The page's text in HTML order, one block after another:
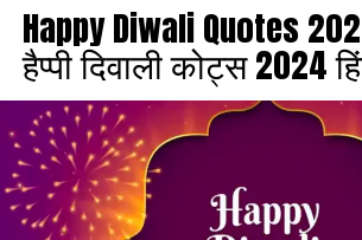
दीपावली की ढेरों शुभकामनाएं! आपका जीवन
हो।
इस दिवाली आपके जीवन में सुख, शांति और समृद्धि
Happy Diwali Quotes
हैप्पी दिवाली कोट्स 2024